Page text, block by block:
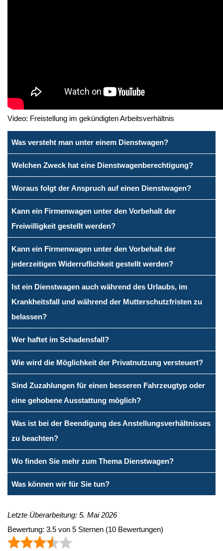
Video: Freistellung im gekündigten Arbeitsverhältnis
Was versteht man unter einem Dienstwagen?
Welchen Zweck hat eine Dienstwagenberechtigung?
Woraus folgt der Anspruch auf einen Dienstwagen?
Kann ein Firmenwagen unter den Vorbehalt der
Freiwilligkeit gestellt werden?
Kann ein Firmenwagen unter den Vorbehalt der
jederzeitigen Widerruflichkeit gestellt werden?
Ist ein Dienstwagen auch während des Urlaubs, im
Krankheitsfall und während der Mutterschutzfristen zu
belassen?
Wer haftet im Schadensfall?
Wie wird die Möglichkeit der Privatnutzung versteuert?
Sind Zuzahlungen für einen besseren Fahrzeugtyp oder
eine gehobene Ausstattung möglich?
Was ist bei der Beendigung des Anstellungsverhältnisses
zu beachten?
Wo finden Sie mehr zum Thema Dienstwagen?
Was können wir für Sie tun?
Letzte Überarbeitung: 5. Mai 2026
Bewertung: 3.5 von 5 Sternen (10 Bewertungen)